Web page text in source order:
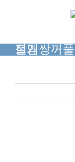
절개쌍꺼풀, 눈매교정, 앞트임, 듀얼트임